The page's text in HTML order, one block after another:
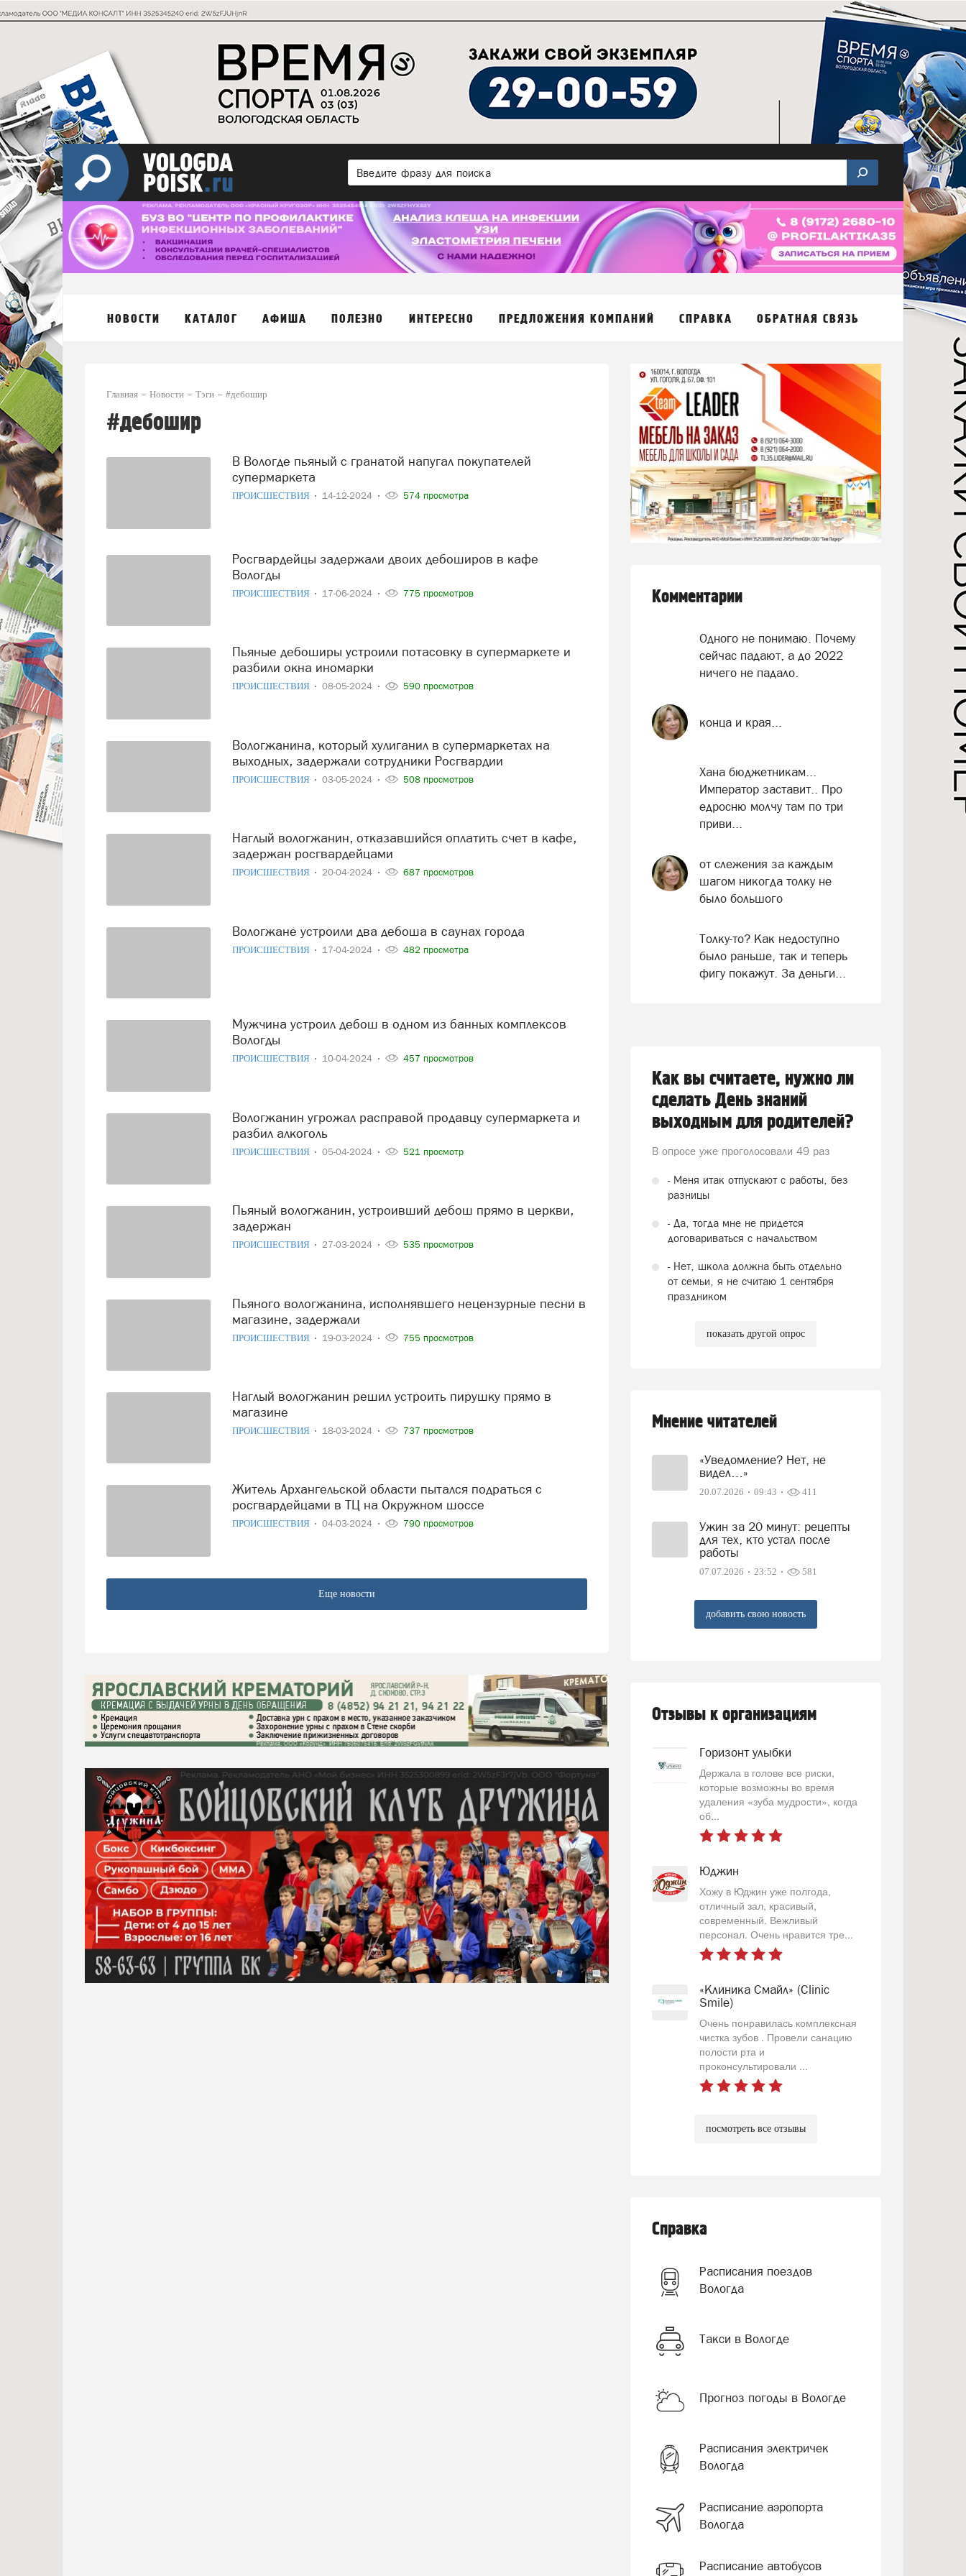
НОВОСТИ КАТАЛОГ АФИША ПОЛЕЗНО ИНТЕРЕСНО ПРЕДЛОЖЕНИЯ КОМПАНИЙ СПРАВКА ОБРАТНАЯ СВЯЗЬ
Главная Новости Тэги #дебошир
#дебошир
В Вологде пьяный с гранатой напугал покупателей
супермаркета
ПРОИСШЕСТВИЯ 14-12-2024 574 просмотра
Росгвардейцы задержали двоих дебоширов в кафе
Вологды
ПРОИСШЕСТВИЯ 17-06-2024 775 просмотров
Пьяные дебоширы устроили потасовку в супермаркете и
разбили окна иномарки
ПРОИСШЕСТВИЯ 08-05-2024 590 просмотров
Вологжанина, который хулиганил в супермаркетах на
выходных, задержали сотрудники Росгвардии
ПРОИСШЕСТВИЯ 03-05-2024 508 просмотров
Наглый вологжанин, отказавшийся оплатить счет в кафе,
задержан росгвардейцами
ПРОИСШЕСТВИЯ 20-04-2024 687 просмотров
Вологжане устроили два дебоша в саунах города
ПРОИСШЕСТВИЯ 17-04-2024 482 просмотра
Мужчина устроил дебош в одном из банных комплексов
Вологды
ПРОИСШЕСТВИЯ 10-04-2024 457 просмотров
Вологжанин угрожал расправой продавцу супермаркета и
разбил алкоголь
ПРОИСШЕСТВИЯ 05-04-2024 521 просмотр
Пьяный вологжанин, устроивший дебош прямо в церкви,
задержан
ПРОИСШЕСТВИЯ 27-03-2024 535 просмотров
Пьяного вологжанина, исполнявшего нецензурные песни в
магазине, задержали
ПРОИСШЕСТВИЯ 19-03-2024 755 просмотров
Наглый вологжанин решил устроить пирушку прямо в
магазине
ПРОИСШЕСТВИЯ 18-03-2024 737 просмотров
Житель Архангельской области пытался подраться с
росгвардейцами в ТЦ на Окружном шоссе
ПРОИСШЕСТВИЯ 04-03-2024 790 просмотров
Еще новости
Комментарии
Одного не понимаю. Почему
сейчас падают, а до 2022
ничего не падало.
конца и края...
Хана бюджетникам...
Император заставит.. Про
едросню молчу там по три
приви...
от слежения за каждым
шагом никогда толку не
было большого
Толку-то? Как недоступно
было раньше, так и теперь
фигу покажут. За деньги...
Как вы считаете, нужно ли
сделать День знаний
выходным для родителей?
В опросе уже проголосовали 49 раз
- Меня итак отпускают с работы, без
разницы
- Да, тогда мне не придется
договариваться с начальством
- Нет, школа должна быть отдельно
от семьи, я не считаю 1 сентября
праздником
показать другой опрос
Мнение читателей
«Уведомление? Нет, не
видел…»
20.07.2026 09:43 411
Ужин за 20 минут: рецепты
для тех, кто устал после
работы
07.07.2026 23:52 581
добавить свою новость
Отзывы к организациям
Горизонт улыбки
Держала в голове все риски,
которые возможны во время
удаления «зуба мудрости», когда
об...
Юджин
Хожу в Юджин уже полгода,
отличный зал, красивый,
современный. Вежливый
персонал. Очень нравится тре...
«Клиника Смайл» (Clinic
Smile)
Очень понравилась комплексная
чистка зубов . Провели санацию
полости рта и
проконсультировали ...
посмотреть все отзывы
Справка
Расписания поездов
Вологда
Такси в Вологде
Прогноз погоды в Вологде
Расписания электричек
Вологда
Расписание аэропорта
Вологда
Расписание автобусов